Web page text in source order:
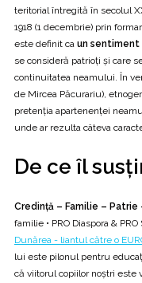
teritorial întregită în secolul
1918 (1 decembrie) prin
este definit ca un
se consideră patrioți și care
continuitatea neamului. În
de Mircea Păcurariu),
pretenția apartenenței
unde ar rezulta câteva
De ce îl
Credință – Familie – Patrie
familie • PRO Diaspora &
Dunărea - liantul către o
lui este pilonul pentru
că viitorul copiilor noștri este